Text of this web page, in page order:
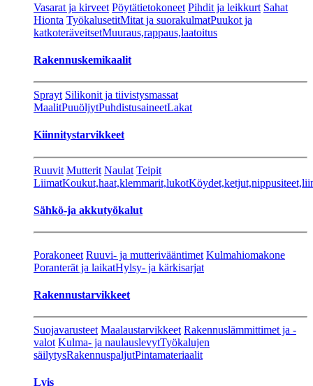
Vasarat ja kirveet Pöytätietokoneet Pihdit ja leikkurt Sahat
Hionta TyökalusetitMitat ja suorakulmatPuukot ja
katkoteräveitsetMuuraus,rappaus,laatoitus
Rakennuskemikaalit
Sprayt Silikonit ja tiivistysmassat
MaalitPuuöljytPuhdistusaineetLakat
Kiinnitystarvikkeet
Ruuvit Mutterit Naulat Teipit
LiimatKoukut,haat,klemmarit,lukot
Sähkö-ja akkutyökalut
Porakoneet Ruuvi- ja mutterivääntimet Kulmahiomakone
Poranterät ja laikatHylsy- ja kärkisarjat
Rakennustarvikkeet
Suojavarusteet Maalaustarvikkeet Rakennuslämmittimet ja -
valot Kulma- ja naulauslevytTyökalujen
säilytysRakennuspaljutPintamateriaalit
Lvis